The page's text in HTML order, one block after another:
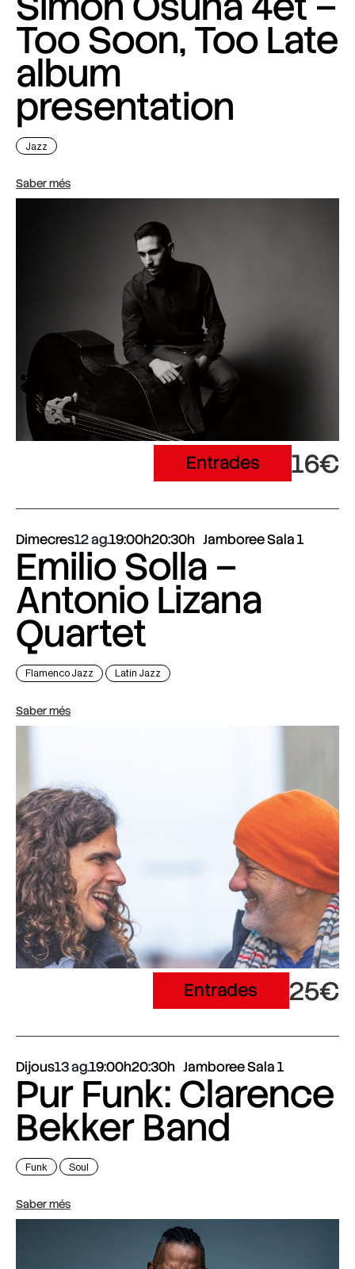
Too Soon, Too Late
album
presentation
Jazz
Saber més
Entrades 16€
Dimecres12 ag.19:00h20:30h Jamboree Sala 1
Emilio Solla –
Antonio Lizana
Quartet
Flamenco Jazz Latin Jazz
Saber més
Entrades 25€
Dijous13 ag.19:00h20:30h Jamboree Sala 1
Pur Funk: Clarence
Bekker Band
Funk Soul
Saber més